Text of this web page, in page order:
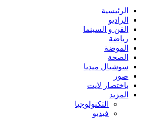
الرئيسية
الراديو
الفن و السينما
رياضة
الموضة
الصحة
سوشيال ميديا
صور
باختصار لايت
المزيد
التكنولوجيا
فيديو